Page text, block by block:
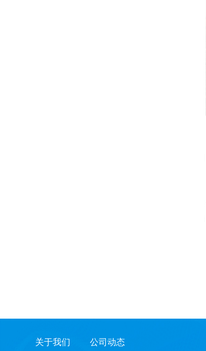
关于我们 公司动态